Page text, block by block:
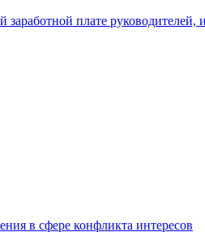
заработной плате
в сфере конфликта интересов